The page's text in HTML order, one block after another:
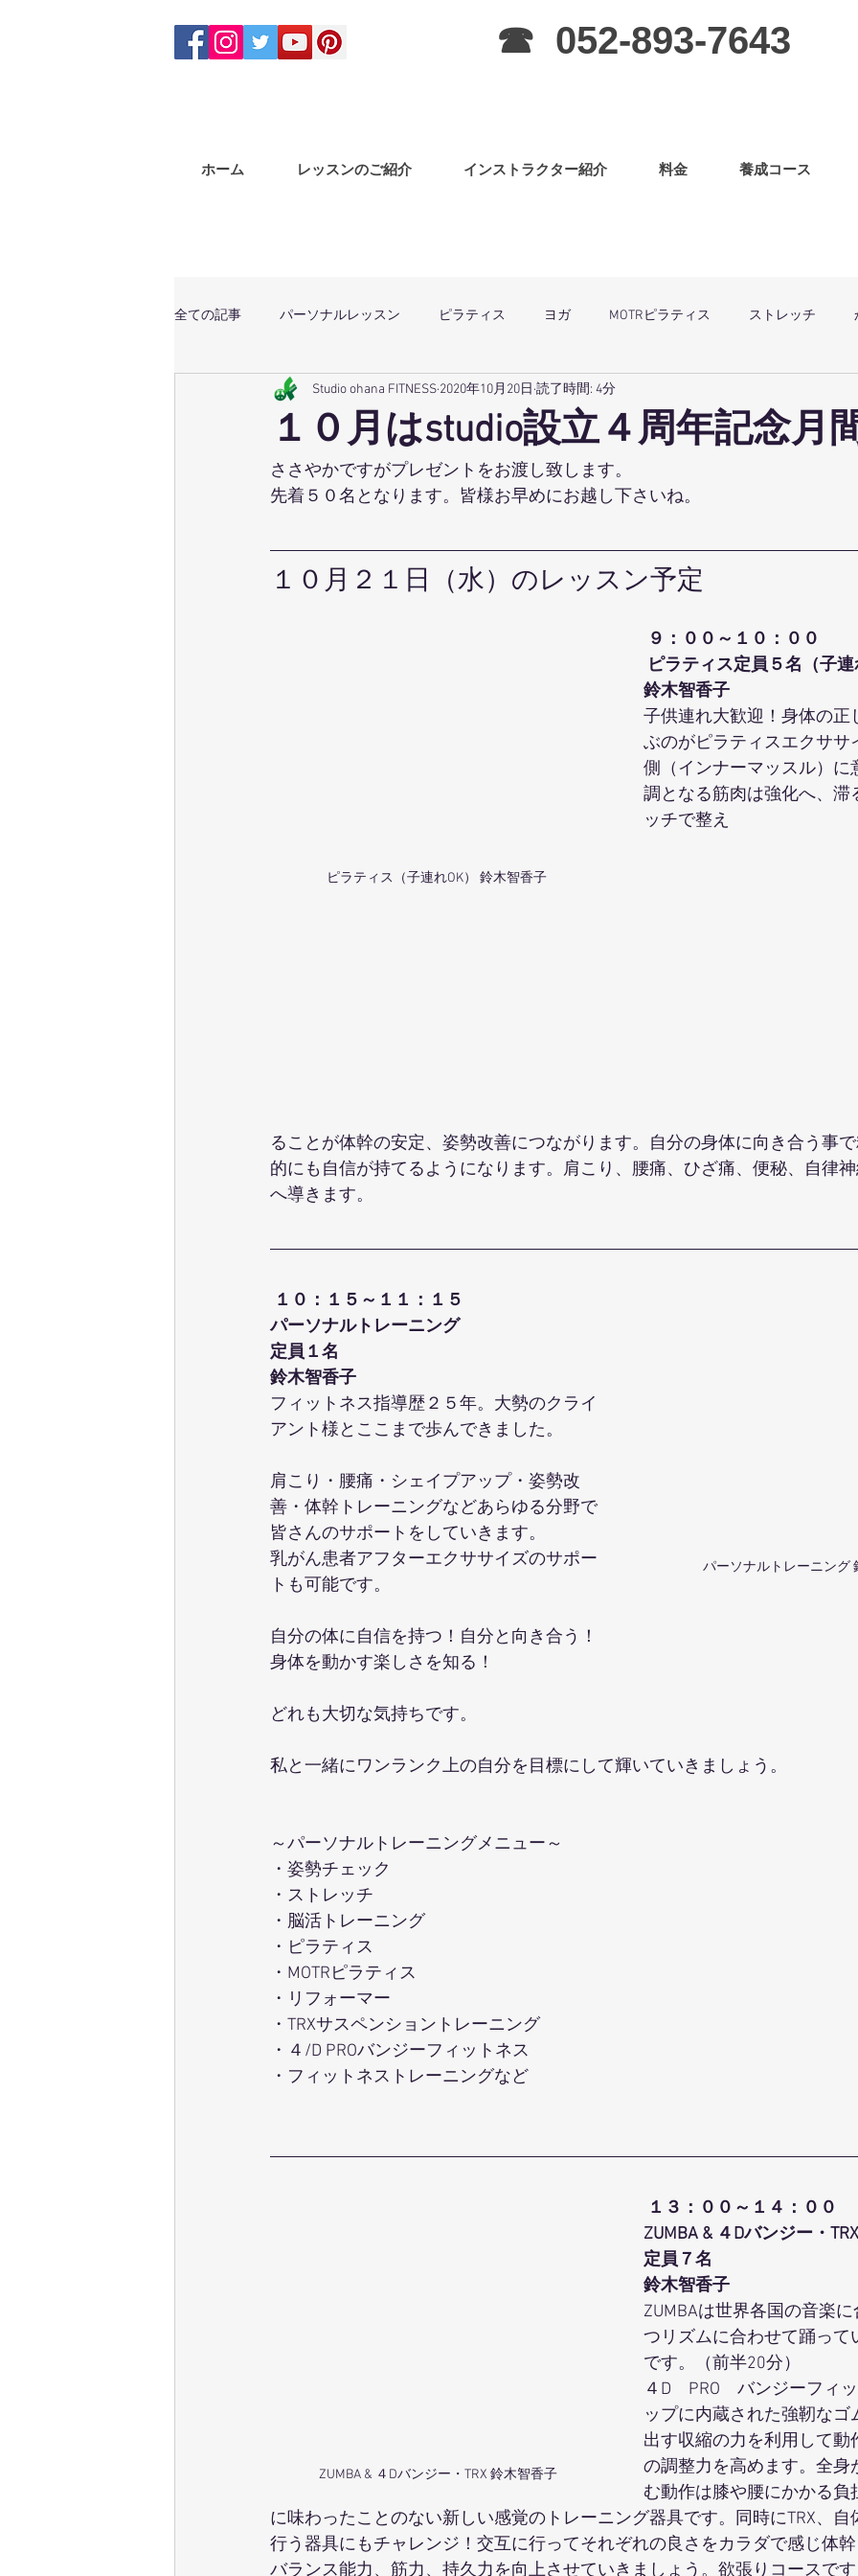
☎ 052-893-7643
ホーム レッスンのご紹介 インストラクター紹介 料金 養成コース
全ての記事 パーソナルレッスン ピラティス ヨガ MOTRピラティス ストレッチ
体幹トレーニング マサラバングラ ピラティス（子連OK）
ウェーブストレッチ 足育 ohanaStyleDiet TRX
１０月はstudio設立４周年記念月
Studio ohana FITNESS 2020年10月20日 読了時間: 4分
ささやかですがプレゼントをお渡し致します。
先着５０名となります。皆様お早めにお越し下さいね。
１０月２１日（水）のレッスン予定
ピラティス（子連れOK） 鈴木智香子
９：００～１０：００
ピラティス定員５名（子連
鈴木智香子
子供連れ大歓迎！身体の正
ぶのがピラティスエクササ
側（インナーマッスル）に
調となる筋肉は強化へ、滞
ッチで整え
ることが体幹の安定、姿勢改善につながります。自分の身体に向き合う事
的にも自信が持てるようになります。肩こり、腰痛、ひざ痛、便秘、自律
へ導きます。
パーソナルトレーニング
１０：１５～１１：１５
パーソナルトレーニング
定員１名
鈴木智香子
フィットネス指導歴２５年。大勢のクライ
アント様とここまで歩んできました。
肩こり・腰痛・シェイプアップ・姿勢改
善・体幹トレーニングなどあらゆる分野で
皆さんのサポートをしていきます。
乳がん患者アフターエクササイズのサポー
トも可能です。
自分の体に自信を持つ！自分と向き合う！
身体を動かす楽しさを知る！
どれも大切な気持ちです。
私と一緒にワンランク上の自分を目標にして輝いていきましょう。
～パーソナルトレーニングメニュー～
・姿勢チェック
・ストレッチ
・脳活トレーニング
・ピラティス
・MOTRピラティス
・リフォーマー
・TRXサスペンショントレーニング
・４/D PROバンジーフィットネス
・フィットネストレーニングなど
ZUMBA & ４Dバンジー・TRX 鈴木智香子
１３：００～１４：００
ZUMBA & ４Dバンジー・TRX
定員７名
鈴木智香子
ZUMBAは世界各国の音楽
つリズムに合わせて踊って
です。（前半20分）
４D　PRO　バンジーフィ
ップに内蔵された強靭なゴ
出す収縮の力を利用して動
の調整力を高めます。全身
む動作は膝や腰にかかる負
に味わったことのない新しい感覚のトレーニング器具です。同時にTRX、自
行う器具にもチャレンジ！交互に行ってそれぞれの良さをカラダで感じ体幹
バランス能力、筋力、持久力を向上させていきましょう。欲張りコースです